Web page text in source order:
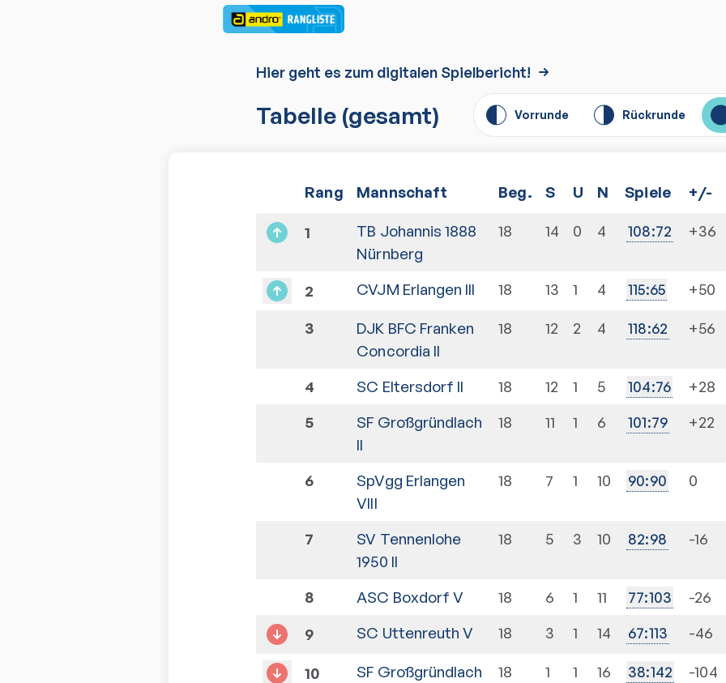
Hier geht es zum digitalen Spielbericht!
Tabelle (gesamt) Vorrunde Rückrunde
Rang Mannschaft Beg. S U N Spiele +/-
1
TB Johannis 1888
Nürnberg
18 14 0 4 108:72 +36
2 CVJM Erlangen III 18 13 1 4 115:65 +50
3
DJK BFC Franken
Concordia II
18 12 2 4 118:62 +56
4 SC Eltersdorf II 18 12 1 5 104:76
+28
5
SF Großgründlach
II
18 11 1 6 101:79 +22
6
SpVgg Erlangen
VIII
18 7 1 10 90:90 0
7
SV Tennenlohe
1950 II
18 5 3 10 82:98 -16
8 ASC Boxdorf V 18 6 1 11 77:103
-26
9
SC Uttenreuth V 18 3 1 14 67:113 -46
10
SF Großgründlach
18 1 1 16 38:142 -104